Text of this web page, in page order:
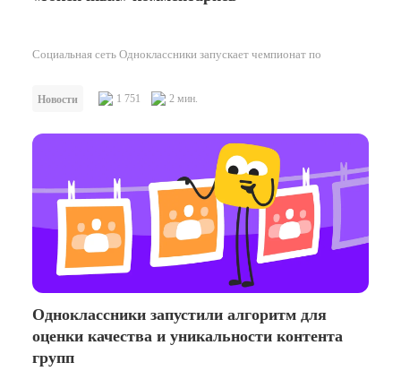
Социальная сеть Одноклассники запускает чемпионат по
Соревнование стартует 8 октября…
Новости 1 751 2 мин.
Одноклассники запустили алгоритм для
оценки качества и уникальности контента
групп